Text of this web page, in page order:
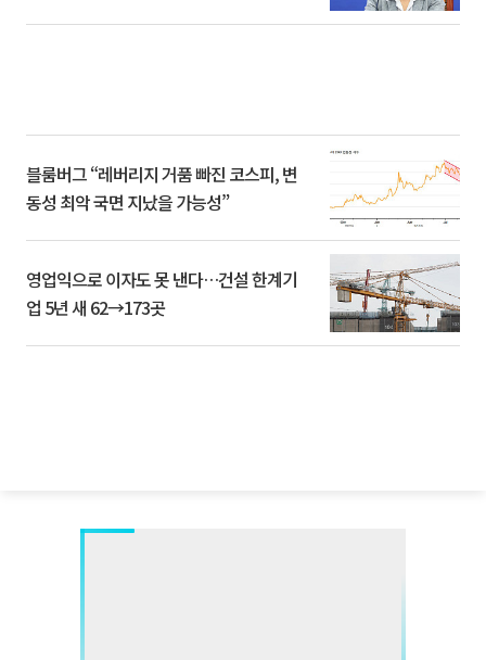
블룸버그 “레버리지 거품 빠진 코스피, 변
동성 최악 국면 지났을 가능성”
영업익으로 이자도 못 낸다…건설 한계기
업 5년 새 62→173곳